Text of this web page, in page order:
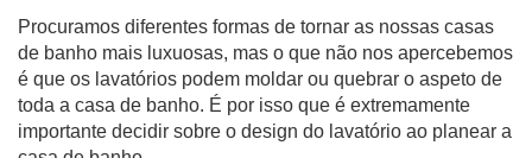
Procuramos diferentes formas de tornar as nossas casas
de banho mais luxuosas, mas o que não nos apercebemos
é que os lavatórios podem moldar ou quebrar o aspeto de
toda a casa de banho. É por isso que é extremamente
importante decidir sobre o design do lavatório ao planear a